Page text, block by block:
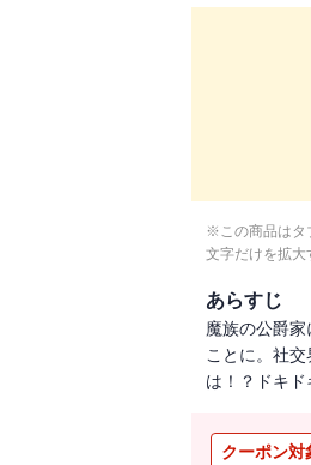
※この商品はタ
文字だけを拡大
あらすじ
魔族の公爵
ことに。社
は！？ドキ
クーポン対